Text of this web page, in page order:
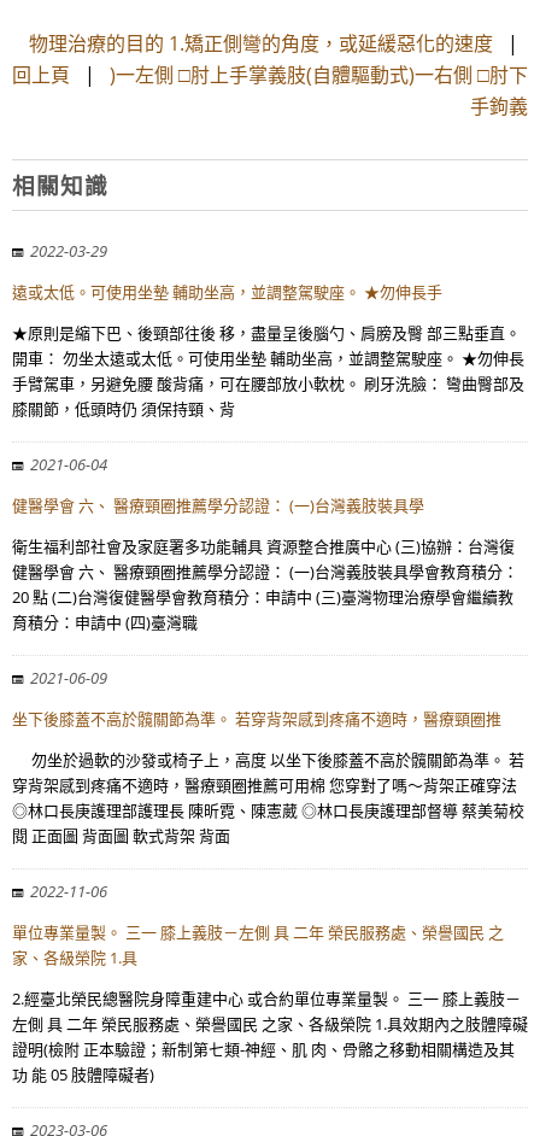
物理治療的目的 1.矯正側彎的角度，或延緩惡化的速度 |
回上頁 | )一左側 □肘上手掌義肢(自體驅動式)一右側 □肘下
手鉤義
相關知識
2022-03-29
遠或太低。可使用坐墊 輔助坐高，並調整駕駛座。 ★勿伸長手
★原則是縮下巴、後頸部往後 移，盡量呈後腦勺、肩膀及臀 部三點垂直。
開車： 勿坐太遠或太低。可使用坐墊 輔助坐高，並調整駕駛座。 ★勿伸長
手臂駕車，另避免腰 酸背痛，可在腰部放小軟枕。 刷牙洗臉： 彎曲臀部及
膝關節，低頭時仍 須保持頸、背
2021-06-04
健醫學會 六、 醫療頸圈推薦學分認證： (一)台灣義肢裝具學
衛生福利部社會及家庭署多功能輔具 資源整合推廣中心 (三)協辦：台灣復
健醫學會 六、 醫療頸圈推薦學分認證： (一)台灣義肢裝具學會教育積分：
20 點 (二)台灣復健醫學會教育積分：申請中 (三)臺灣物理治療學會繼續教
育積分：申請中 (四)臺灣職
2021-06-09
坐下後膝蓋不高於髖關節為準。 若穿背架感到疼痛不適時，醫療頸圈推
勿坐於過軟的沙發或椅子上，高度 以坐下後膝蓋不高於髖關節為準。 若
穿背架感到疼痛不適時，醫療頸圈推薦可用棉 您穿對了嗎～背架正確穿法
◎林口長庚護理部護理長 陳昕霓、陳憲葳 ◎林口長庚護理部督導 蔡美菊校
閱 正面圖 背面圖 軟式背架 背面
2022-11-06
單位專業量製。 三一 膝上義肢－左側 具 二年 榮民服務處、榮譽國民 之
家、各級榮院 1.具
2.經臺北榮民總醫院身障重建中心 或合約單位專業量製。 三一 膝上義肢－
左側 具 二年 榮民服務處、榮譽國民 之家、各級榮院 1.具效期內之肢體障礙
證明(檢附 正本驗證；新制第七類-神經、肌 肉、骨骼之移動相關構造及其
功 能 05 肢體障礙者)
2023-03-06